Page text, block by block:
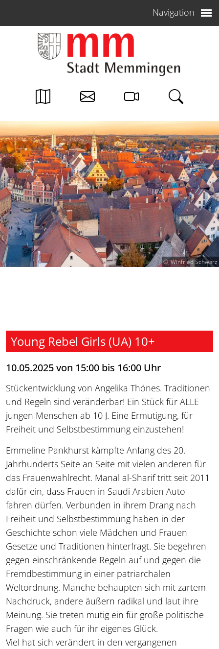
Navigation
Winfried Schwarz
Young Rebel Girls (UA) 10+
10.05.2025 von 15:00 bis 16:00 Uhr
Stückentwicklung von Angelika Thönes. Traditionen
und Regeln sind veränderbar! Ein Stück für ALLE
jungen Menschen ab 10 J. Eine Ermutigung, für
Freiheit und Selbstbestimmung einzustehen!
Emmeline Pankhurst kämpfte Anfang des 20.
Jahrhunderts Seite an Seite mit vielen anderen für
das Frauenwahlrecht. Manal al-Sharif tritt seit 2011
dafür ein, dass Frauen in Saudi Arabien Auto
fahren dürfen. Verbunden in ihrem Drang nach
Freiheit und Selbstbestimmung haben in der
Geschichte schon viele Mädchen und Frauen
Gesetze und Traditionen hinterfragt. Sie begehren
gegen einschränkende Regeln auf und gegen die
Fremdbestimmung in einer patriarchalen
Weltordnung. Manche behaupten sich mit zartem
Nachdruck, andere äußern radikal und laut ihre
Meinung. Sie treten mutig ein für große politische
Fragen wie auch für ihr eigenes Glück.
Viel hat sich verändert in den vergangenen